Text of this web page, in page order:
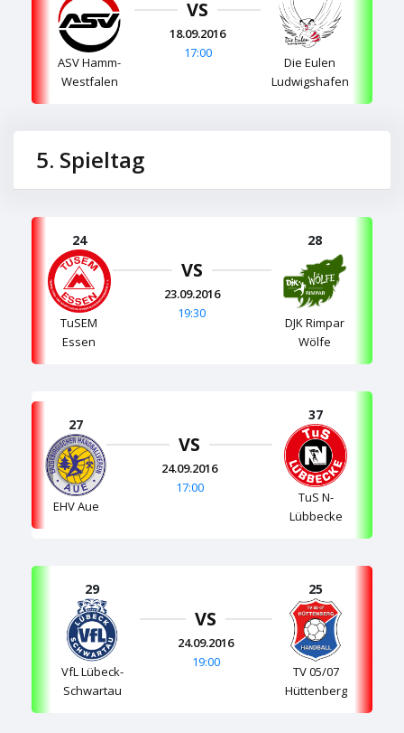
ASV Hamm-
Westfalen
VS
18.09.2016
17:00
Die Eulen
Ludwigshafen
5. Spieltag
24
TuSEM
Essen
VS
23.09.2016
19:30
28
DJK Rimpar
Wölfe
27
EHV Aue
VS
24.09.2016
17:00
37
TuS N-
Lübbecke
29
VfL Lübeck-
Schwartau
VS
24.09.2016
19:00
25
TV 05/07
Hüttenberg